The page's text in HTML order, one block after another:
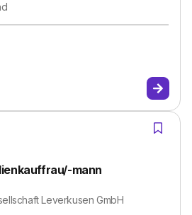
mann
Leverkusen GmbH